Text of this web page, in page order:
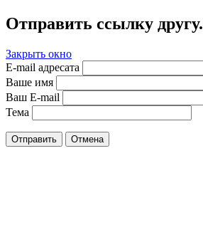
Отправить ссылку другу.
Закрыть окно
E-mail адресата
Ваше имя
Ваш E-mail
Тема
Отправить Отмена